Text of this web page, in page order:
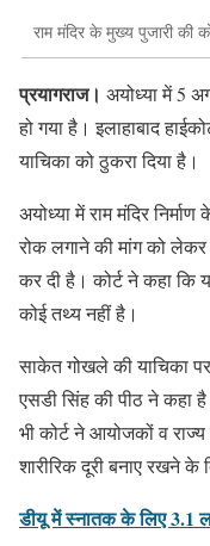
राम मंदिर के मुख्य पुजारी की
प्रयागराज। अयोध्या में 5
हो गया है। इलाहाबाद
याचिका को ठुकरा दिया है।
अयोध्या में राम मंदिर
रोक लगाने की मांग को लेकर
कर दी है। कोर्ट ने कहा कि
कोई तथ्य नहीं है।
साकेत गोखले की याचिका पर
एसडी सिंह की पीठ ने कहा
भी कोर्ट ने आयोजकों व
शारीरिक दूरी बनाए रखने के
डीयू में स्नातक के लिए